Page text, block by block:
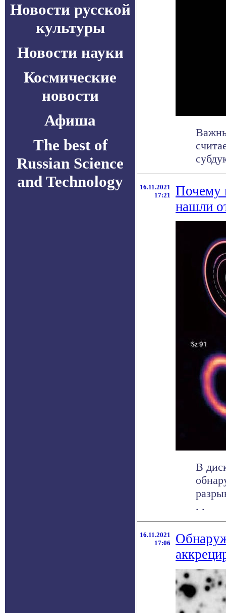
Новости русской
культуры
Новости науки
Космические
новости
Афиша
The best of
Russian Science
and Technology
16.11.2021
17:21
Почему
нашли
В
. .
16.11.2021
17:06